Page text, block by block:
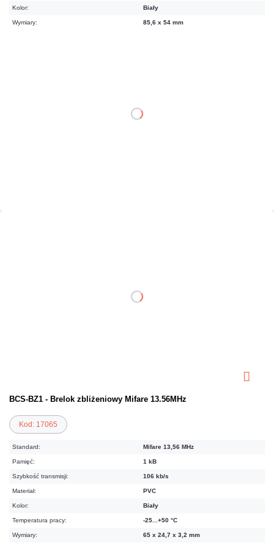
Kolor: Biały
Wymiary: 85,6 x 54 mm
DO KOSZYKA
BCS-BZ1 - Brelok zbliżeniowy Mifare 13.56MHz
Kod: 17065
Standard: Mifare 13,56 MHz
Pamięć: 1 kB
Szybkość transmisji: 106 kb/s
Materiał: PVC
Kolor: Biały
Temperatura pracy: -25...+50 °C
Wymiary: 65 x 24,7 x 3,2 mm